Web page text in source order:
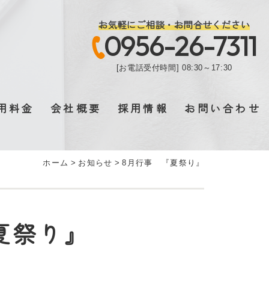
お気軽にご相談・お問合せください
0956-26-7311
[お電話受付時間] 08:30～17:30
料金 会社概要 採用情報 お問い合わせ
ホーム > お知らせ >8月行事 『夏祭り』
り』